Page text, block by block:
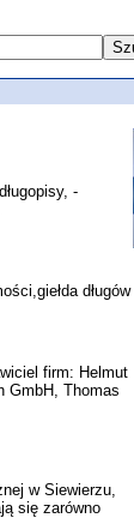
-
długów
firm: Helmut
GmbH, Thomas
w Siewierzu,
się zarówno